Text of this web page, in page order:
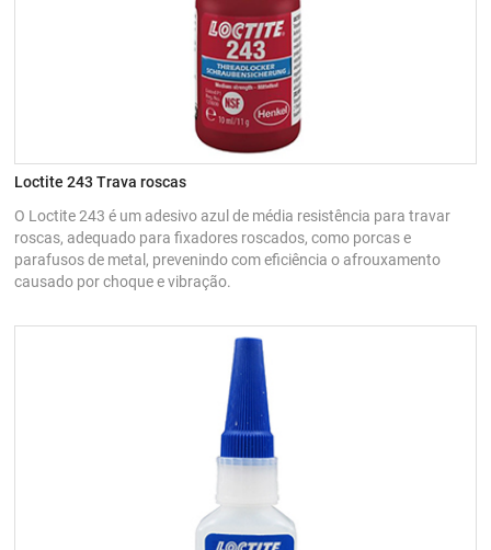
Loctite 243 Trava roscas
O Loctite 243 é um adesivo azul de média resistência para travar
roscas, adequado para fixadores roscados, como porcas e
parafusos de metal, prevenindo com eficiência o afrouxamento
causado por choque e vibração.